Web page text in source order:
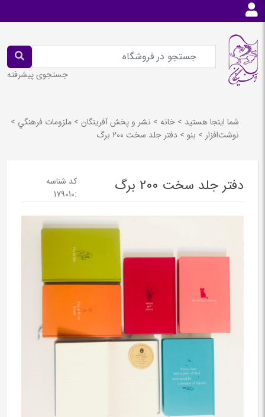
جستجوی پیشرفته
شما اینجا هستید > خانه > نشر و پخش آفرينگان > ملزومات فرهنگي >
نوشت‌افزار > بنو > دفتر جلد سخت 200 برگ
دفتر جلد سخت 200 برگ
کد شناسه
:
179010